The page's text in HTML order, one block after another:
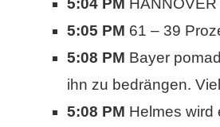
5:04 PM
5:05 PM 61 – 39
5:08 PM Bayer
ihn zu bedrängen.
5:08 PM Helmes wird